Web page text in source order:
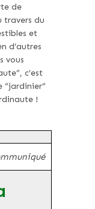
de
travers du
et
d’autres
vous
c’est
!